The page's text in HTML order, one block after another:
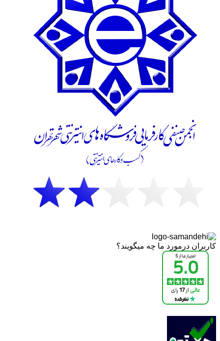
کاربران درمورد ما چه میگویند؟